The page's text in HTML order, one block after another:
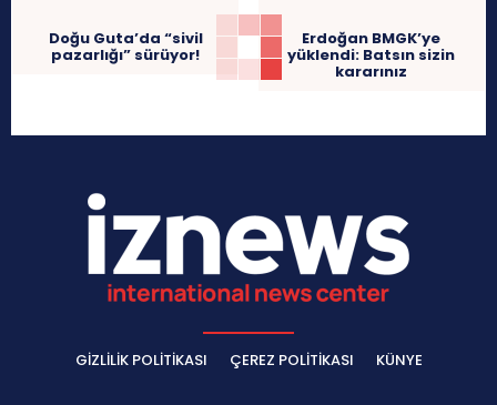
Doğu Guta’da “sivil
pazarlığı” sürüyor!
Erdoğan BMGK’ye
yüklendi: Batsın sizin
kararınız
GIZLILIK POLITIKASI ÇEREZ POLITIKASI KÜNYE